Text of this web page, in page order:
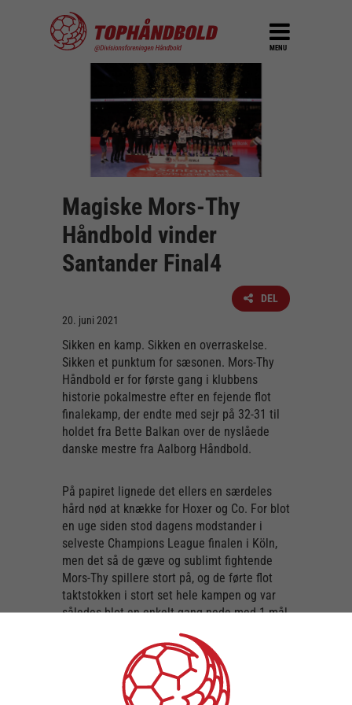
MENU
Magiske Mors-Thy
Håndbold vinder
Santander Final4
DEL
20. juni 2021
Sikken en kamp. Sikken en overraskelse.
Sikken et punktum for sæsonen. Mors-Thy
Håndbold er for første gang i klubbens
historie pokalmestre efter en fejende flot
finalekamp, der endte med sejr på 32-31 til
holdet fra Bette Balkan over de nyslåede
danske mestre fra Aalborg Håndbold.
På papiret lignede det ellers en særdeles
hård nød at knække for Hoxer og Co. For blot
en uge siden stod dagens modstander i
selveste Champions League finalen i Köln,
men det så de gæve og sublimt fightende
Mors-Thy spillere stort på, og de førte flot
taktstokken i stort set hele kampen og var
således blot en enkelt gang nede med 1 mål
efter et kvarters spilletid i første halvleg.
Stillingen lød på 17-17 ved pausefløjtet.
Fra anden halvlegs start kværnede Willes